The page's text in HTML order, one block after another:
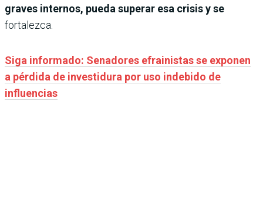
graves internos, pueda superar esa crisis y se
fortalezca.
Siga informado: Senadores efrainistas se exponen
a pérdida de investidura por uso indebido de
influencias